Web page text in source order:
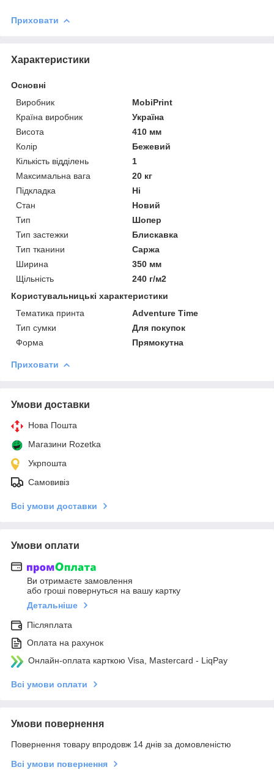
Приховати
Характеристики
Основні
Виробник
MobiPrint
Країна виробник
Україна
Висота
410 мм
Колір
Бежевий
Кількість відділень
1
Максимальна вага
20 кг
Підкладка
Ні
Стан
Новий
Тип
Шопер
Тип застежки
Блискавка
Тип тканини
Саржа
Ширина
350 мм
Щільність
240 г/м2
Користувальницькі характеристики
Тематика принта
Adventure Time
Тип сумки
Для покупок
Форма
Прямокутна
Приховати
Умови доставки
Нова Пошта
Магазини Rozetka
Укрпошта
Самовивіз
Всі умови доставки
Умови оплати
Ви отримаєте замовлення
або гроші повернуться на вашу картку
Детальніше
Післяплата
Оплата на рахунок
Онлайн-оплата карткою Visa, Mastercard - LiqPay
Всі умови оплати
Умови повернення
Повернення товару впродовж 14 днів за домовленістю
Всі умови повернення